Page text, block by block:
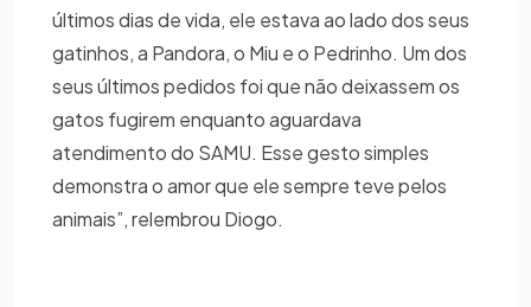
últimos dias de vida, ele estava ao lado dos seus
gatinhos, a Pandora, o Miu e o Pedrinho. Um dos
seus últimos pedidos foi que não deixassem os
gatos fugirem enquanto aguardava
atendimento do SAMU. Esse gesto simples
demonstra o amor que ele sempre teve pelos
animais”, relembrou Diogo.